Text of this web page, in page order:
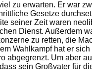
zu erwarten. Er war
Gesetze
seiner Zeit waren
Dienst. Außerdem
zu retten, die
Wahlkampf hat er
abgegrenzt. Um aber
sein Großvater für